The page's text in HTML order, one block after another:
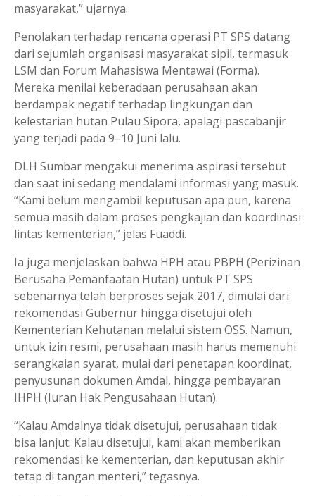
masyarakat,” ujarnya.
Penolakan terhadap rencana operasi PT SPS datang
dari sejumlah organisasi masyarakat sipil, termasuk
LSM dan Forum Mahasiswa Mentawai (Forma).
Mereka menilai keberadaan perusahaan akan
berdampak negatif terhadap lingkungan dan
kelestarian hutan Pulau Sipora, apalagi pascabanjir
yang terjadi pada 9–10 Juni lalu.
DLH Sumbar mengakui menerima aspirasi tersebut
dan saat ini sedang mendalami informasi yang masuk.
“Kami belum mengambil keputusan apa pun, karena
semua masih dalam proses pengkajian dan koordinasi
lintas kementerian,” jelas Fuaddi.
Ia juga menjelaskan bahwa HPH atau PBPH (Perizinan
Berusaha Pemanfaatan Hutan) untuk PT SPS
sebenarnya telah berproses sejak 2017, dimulai dari
rekomendasi Gubernur hingga disetujui oleh
Kementerian Kehutanan melalui sistem OSS. Namun,
untuk izin resmi, perusahaan masih harus memenuhi
serangkaian syarat, mulai dari penetapan koordinat,
penyusunan dokumen Amdal, hingga pembayaran
IHPH (Iuran Hak Pengusahaan Hutan).
“Kalau Amdalnya tidak disetujui, perusahaan tidak
bisa lanjut. Kalau disetujui, kami akan memberikan
rekomendasi ke kementerian, dan keputusan akhir
tetap di tangan menteri,” tegasnya.